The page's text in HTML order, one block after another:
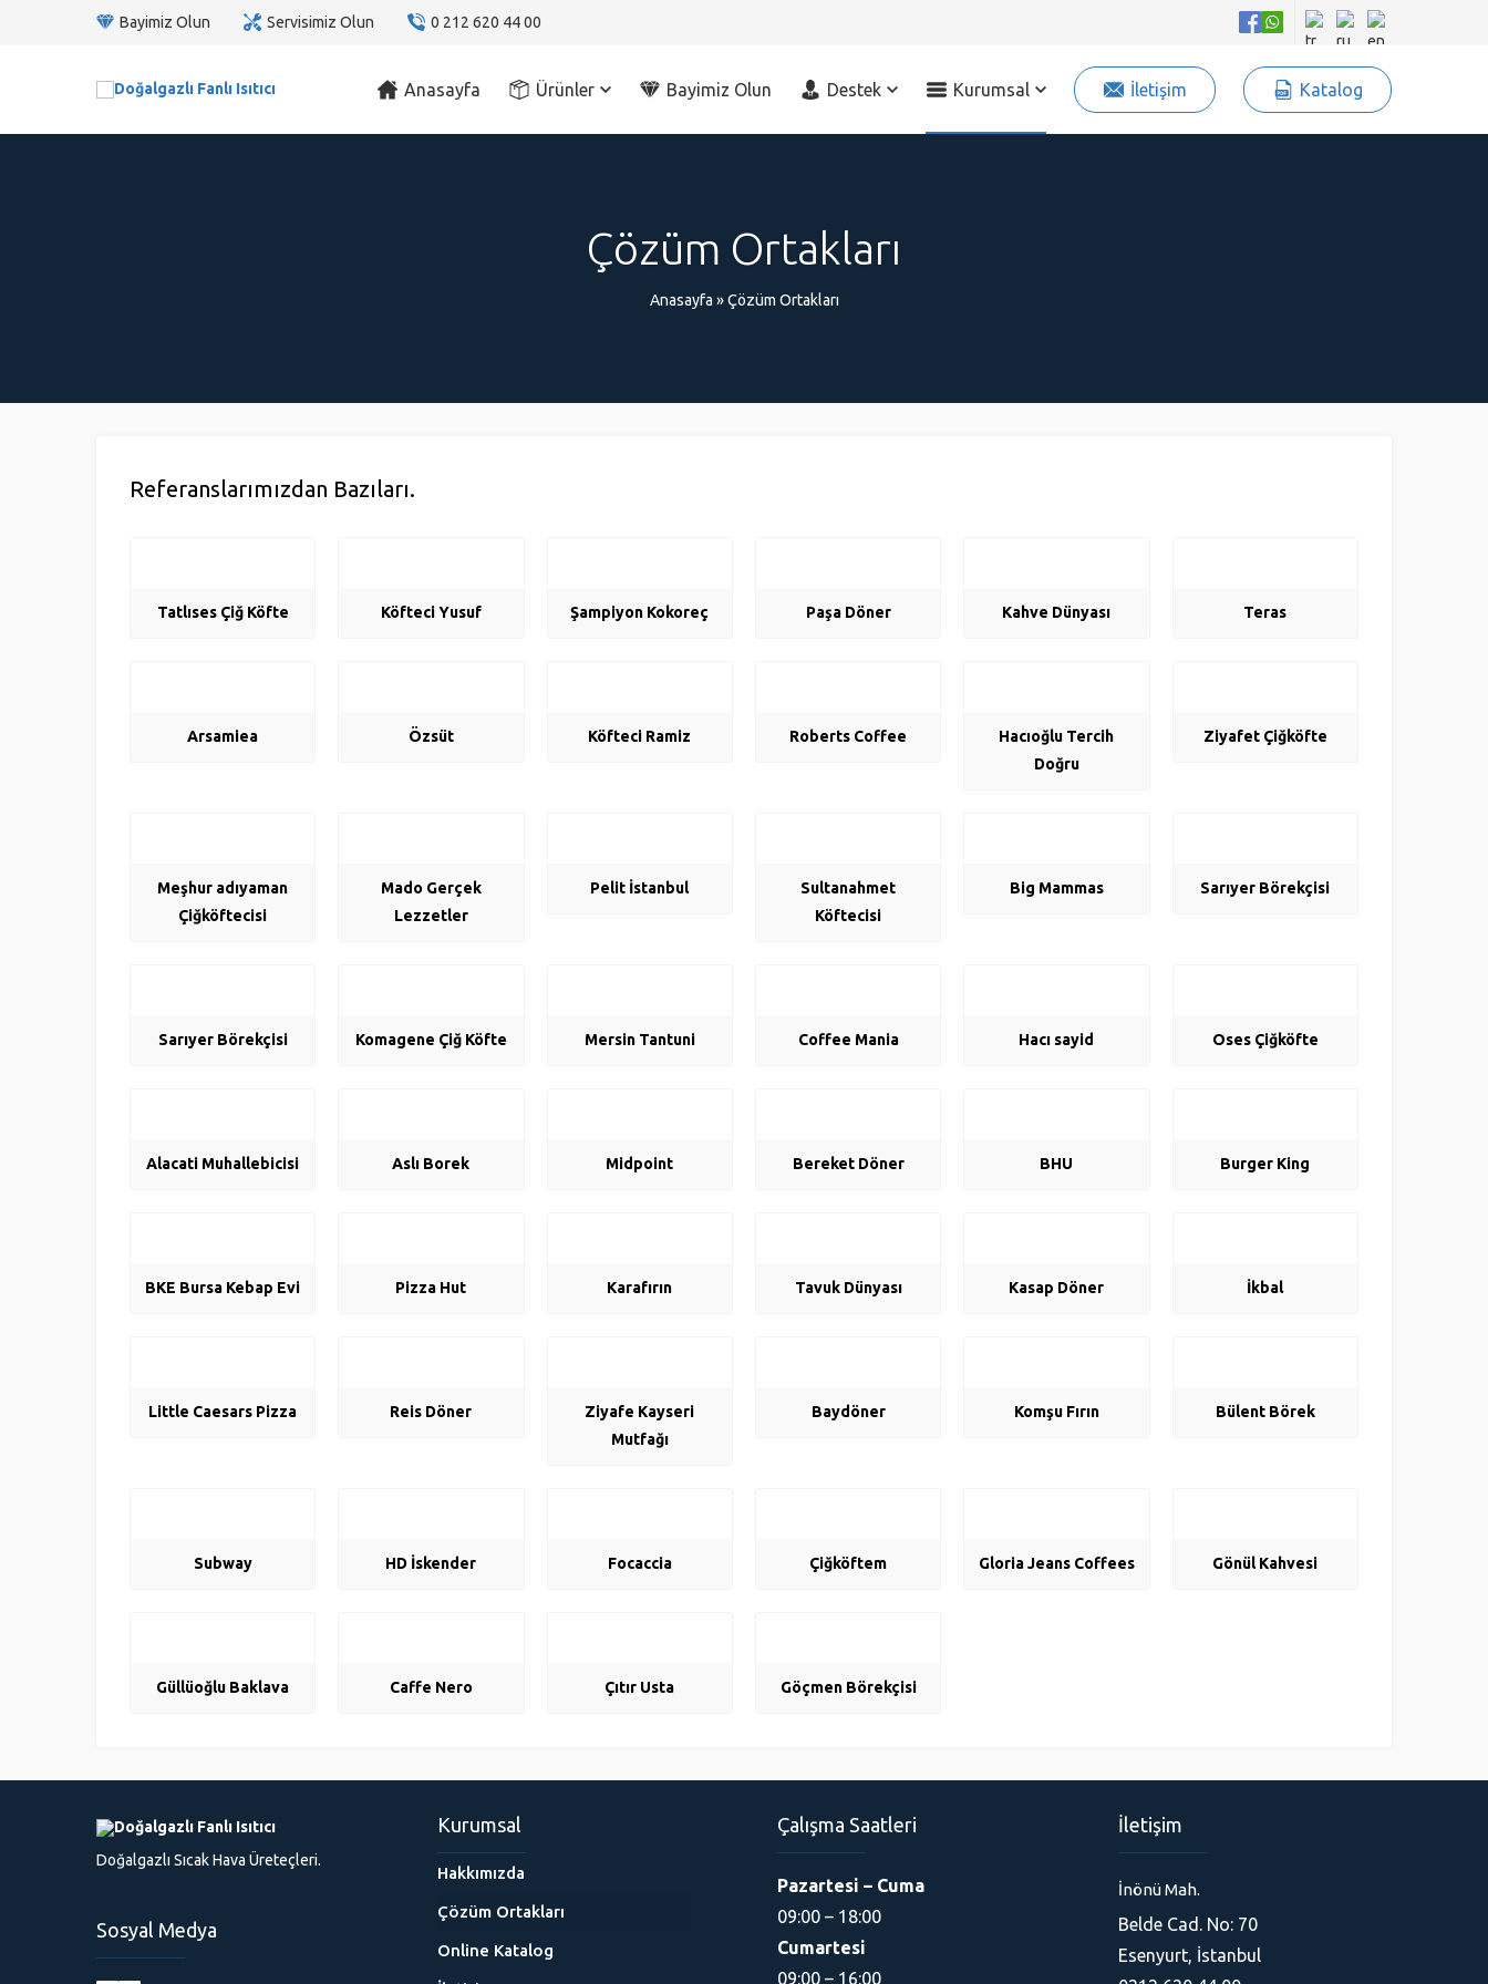
Bayimiz Olun Servisimiz Olun 0 212 620 44 00
Anasayfa Ürünler Bayimiz Olun Destek Kurumsal İletişim Katalog
Çözüm Ortakları
Anasayfa »Çözüm Ortakları
Referanslarımızdan Bazıları.
Tatlıses Çiğ Köfte Köfteci Yusuf Şampiyon Kokoreç Paşa Döner Kahve Dünyası Teras
Arsamiea Özsüt Köfteci Ramiz Roberts Coffee
Hacıoğlu Tercih
Doğru
Ziyafet Çiğköfte
Meşhur adıyaman
Çiğköftecisi
Mado Gerçek
Lezzetler
Pelit İstanbul
Sultanahmet
Köftecisi
Big Mammas Sarıyer Börekçisi
Sarıyer Börekçisi Komagene Çiğ Köfte Mersin Tantuni Coffee Mania Hacı sayid Oses Çiğköfte
Alacati Muhallebicisi Aslı Borek Midpoint Bereket Döner BHU Burger King
BKE Bursa Kebap Evi Pizza Hut Karafırın Tavuk Dünyası Kasap Döner İkbal
Little Caesars Pizza Reis Döner
Ziyafe Kayseri
Mutfağı
Baydöner Komşu Fırın Bülent Börek
Subway HD İskender Focaccia Çiğköftem Gloria Jeans Coffees Gönül Kahvesi
Güllüoğlu Baklava Caffe Nero Çıtır Usta Göçmen Börekçisi
Doğalgazlı Sıcak Hava Üreteçleri.
Sosyal Medya
Kurumsal
Hakkımızda
Çözüm Ortakları
Online Katalog
Çalışma Saatleri
Pazartesi – Cuma
09:00 – 18:00
Cumartesi
09:00 – 16:00
İletişim
İnönü Mah.
Belde Cad. No: 70
Esenyurt, İstanbul
Ferhat